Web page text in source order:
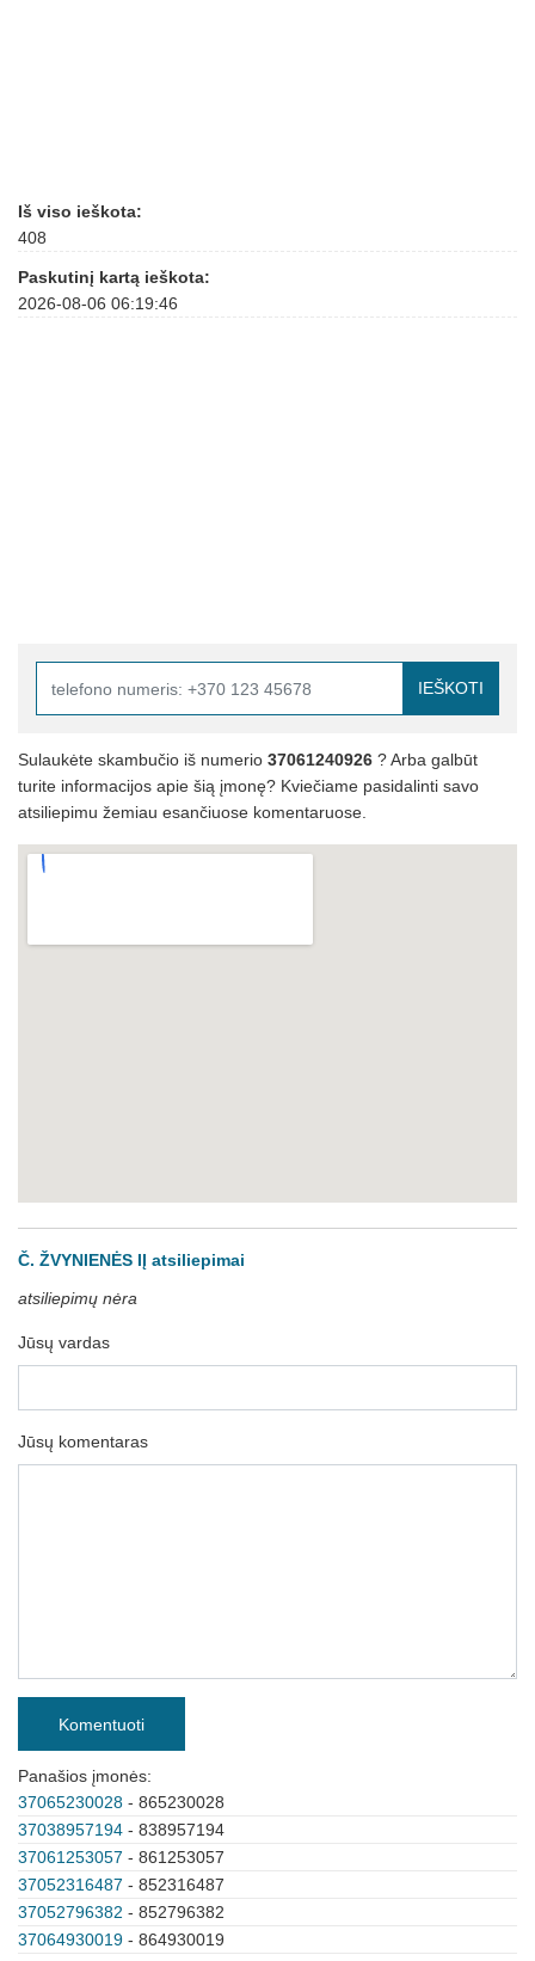
Iš viso ieškota:
408
Paskutinį kartą ieškota:
2026-08-06 06:19:46
IEŠKOTI
Sulaukėte skambučio iš numerio 37061240926 ? Arba galbūt
turite informacijos apie šią įmonę? Kviečiame pasidalinti savo
atsiliepimu žemiau esančiuose komentaruose.
Č. ŽVYNIENĖS IĮ atsiliepimai
atsiliepimų nėra
Jūsų vardas
Jūsų komentaras
Komentuoti
Panašios įmonės:
37065230028 - 865230028
37038957194 - 838957194
37061253057 - 861253057
37052316487 - 852316487
37052796382 - 852796382
37064930019 - 864930019